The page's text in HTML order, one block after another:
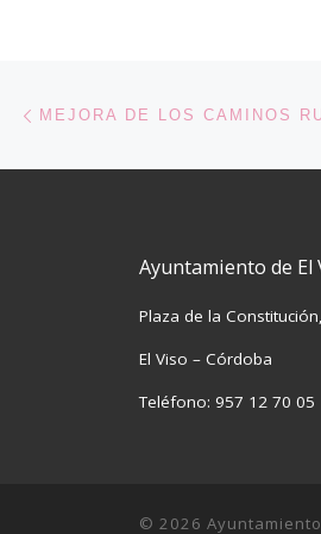
Navegación de
MEJORA DE LOS CAMINOS
Ayuntamiento de El
Plaza de la
El Viso – Córdoba
Teléfono: 957 12 70
© 2026